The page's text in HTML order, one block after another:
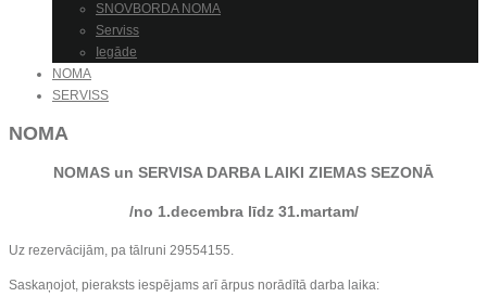
SNOVBORDA NOMA
Serviss
Iegāde
NOMA
SERVISS
NOMA
NOMAS un SERVISA DARBA LAIKI ZIEMAS SEZONĀ
/no 1.decembra līdz 31.martam/
Uz rezervācijām, pa tālruni 29554155.
Saskaņojot, pieraksts iespējams arī ārpus norādītā darba laika: